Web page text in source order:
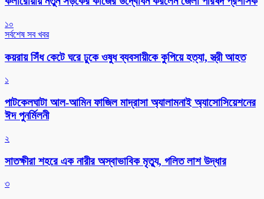
১০
সর্বশেষ সব খবর
কয়রায় সিঁধ কেটে ঘরে ঢুকে ওষুধ ব্যবসায়ীকে কুপিয়ে হত্যা, স্ত্রী আহত
১
পাটকেলঘাটা আল-আমিন ফাজিল মাদ্রাসা অ্যালামনাই অ্যাসোসিয়েশনের
ঈদ পুনর্মিলনী
২
সাতক্ষীরা শহরে এক নারীর অস্বাভাবিক মৃত্যু, গলিত লাশ উদ্ধার
৩